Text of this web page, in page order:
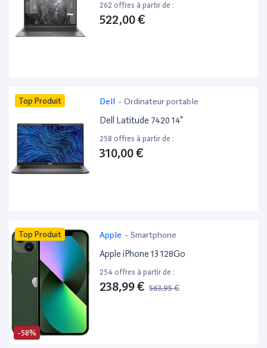
262 offres à partir de :
522,00 €
Top Produit Dell - Ordinateur portable
Dell Latitude 7420 14”
258 offres à partir de :
310,00 €
-58%
Top Produit Apple - Smartphone
Apple iPhone 13 128Go
254 offres à partir de :
238,99 € 563,95 €